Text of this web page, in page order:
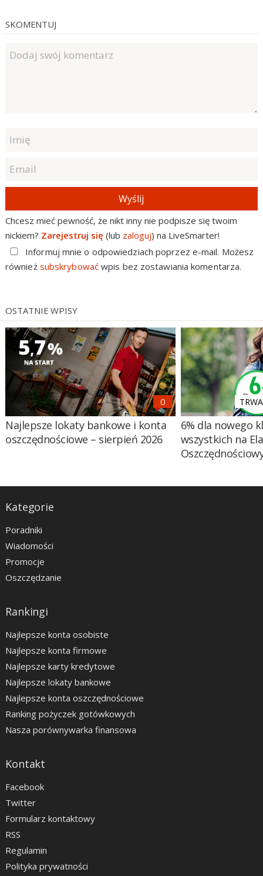
SKOMENTUJ
Wyślij
Chcesz mieć pewność, że nikt inny nie podpisze się twoim
nickiem? Zarejestruj się (lub zaloguj) na LiveSmarter!
Informuj mnie o odpowiedziach poprzez e-mail. Możesz
również subskrybowaćwpis bez zostawiania komentarza.
OSTATNIE WPISY
Najlepsze lokaty bankowe i konta
oszczędnościowe – sierpień 2026
6% dla nowego
wszystkich na
Kategorie
Poradniki
Wiadomości
Promocje
Oszczędzanie
Rankingi
Najlepsze konta osobiste
Najlepsze konta firmowe
Najlepsze karty kredytowe
Najlepsze lokaty bankowe
Najlepsze konta oszczędnościowe
Ranking pożyczek gotówkowych
Nasza porównywarka finansowa
Kontakt
Facebook
Twitter
Formularz kontaktowy
RSS
Regulamin
Polityka prywatności